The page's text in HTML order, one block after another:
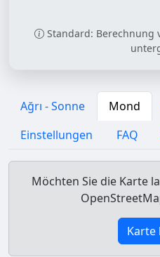
Standard: Berechnung
Ağrı - Sonne Mond
Einstellungen
FAQ
Möchten Sie die Karte
Karte